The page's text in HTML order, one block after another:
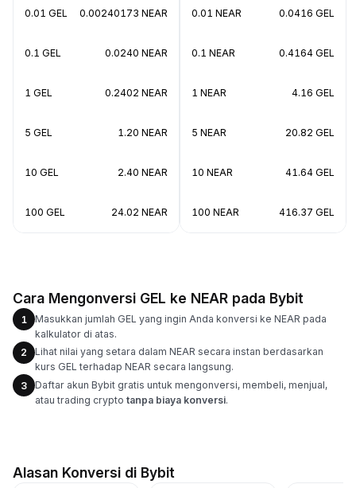
0.01 GEL 0.00240173 NEAR
0.1 GEL 0.0240 NEAR
1 GEL 0.2402 NEAR
5 GEL 1.20 NEAR
10 GEL 2.40 NEAR
100 GEL 24.02 NEAR
0.01 NEAR 0.0416 GEL
0.1 NEAR 0.4164 GEL
1 NEAR 4.16 GEL
5 NEAR 20.82 GEL
10 NEAR 41.64 GEL
100 NEAR 416.37 GEL
Cara Mengonversi GEL ke NEAR pada Bybit
1
Masukkan jumlah GEL yang ingin Anda konversi ke NEAR pada
kalkulator di atas.
2
Lihat nilai yang setara dalam NEAR secara instan berdasarkan
kurs GEL terhadap NEAR secara langsung.
3
Daftar akun Bybit gratis untuk mengonversi, membeli, menjual,
atau trading crypto tanpa biaya konversi.
Alasan Konversi di Bybit